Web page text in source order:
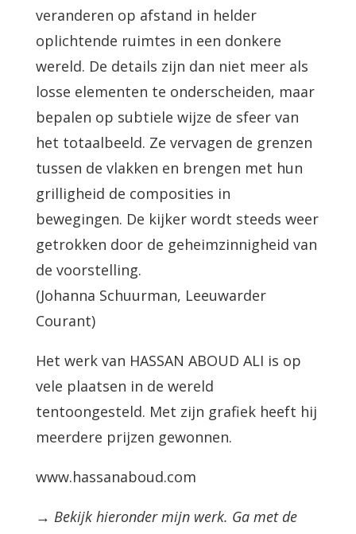
veranderen op afstand in helder
oplichtende ruimtes in een donkere
wereld. De details zijn dan niet meer als
losse elementen te onderscheiden, maar
bepalen op subtiele wijze de sfeer van
het totaalbeeld. Ze vervagen de grenzen
tussen de vlakken en brengen met hun
grilligheid de composities in
bewegingen. De kijker wordt steeds weer
getrokken door de geheimzinnigheid van
de voorstelling.
(Johanna Schuurman, Leeuwarder
Courant)
Het werk van HASSAN ABOUD ALI is op
vele plaatsen in de wereld
tentoongesteld. Met zijn grafiek heeft hij
meerdere prijzen gewonnen.
www.hassanaboud.com
→ Bekijk hieronder mijn werk. Ga met de